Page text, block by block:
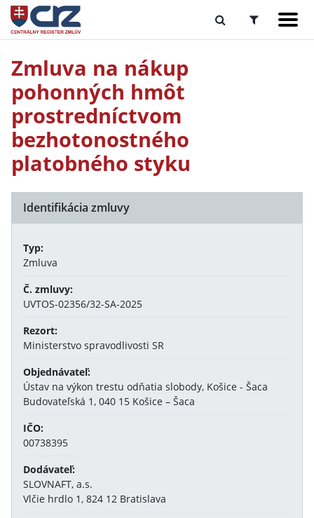
Zmluva na nákup
pohonných hmôt
prostredníctvom
bezhotonostného
platobného styku
Identifikácia zmluvy
Typ:
Zmluva
Č. zmluvy:
UVTOS-02356/32-SA-2025
Rezort:
Ministerstvo spravodlivosti SR
Objednávateľ:
Ústav na výkon trestu odňatia slobody, Košice - Šaca
Budovateľská 1, 040 15 Košice – Šaca
IČO:
00738395
Dodávateľ:
SLOVNAFT, a.s.
Vlčie hrdlo 1, 824 12 Bratislava